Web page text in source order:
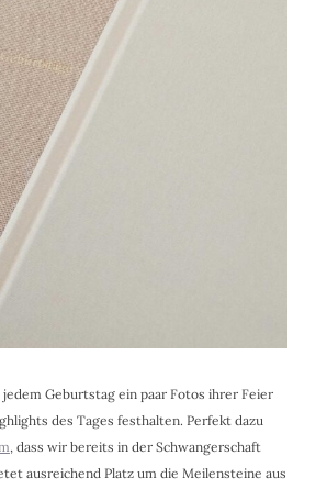
Geburtstag ein paar Fotos ihrer Feier
des Tages festhalten. Perfekt dazu
, dass wir bereits in der Schwangerschaft
ausreichend Platz um die Meilensteine aus